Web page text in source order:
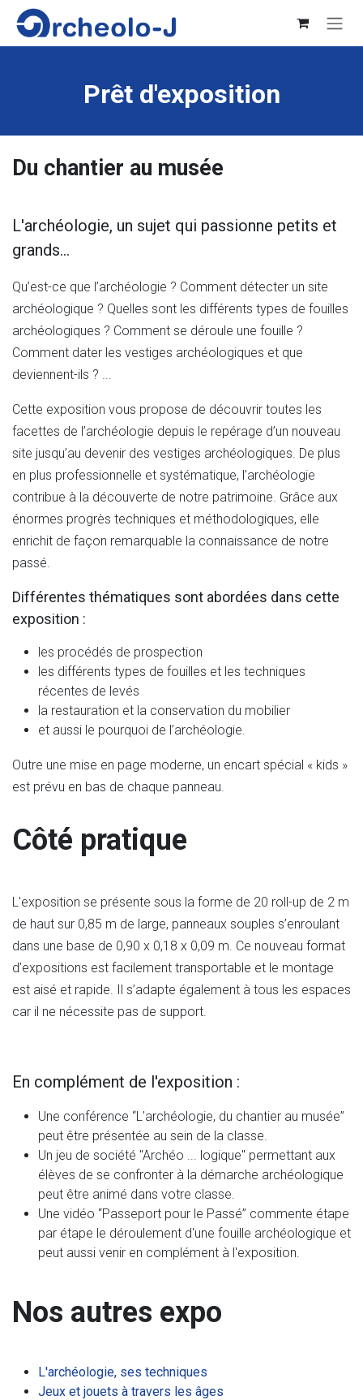
Se rendre au contenu
Prêt d'exposition
Du chantier au musée
L'archéologie, un sujet qui passionne petits et
grands...
Qu’est-ce que l’archéologie ? Comment détecter un site
archéologique ? Quelles sont les différents types de fouilles
archéologiques ? Comment se déroule une fouille ?
Comment dater les vestiges archéologiques et que
deviennent-ils ? ...
Cette exposition vous propose de découvrir toutes les
facettes de l’archéologie depuis le repérage d’un nouveau
site jusqu’au devenir des vestiges archéologiques. De plus
en plus professionnelle et systématique, l’archéologie
contribue à la découverte de notre patrimoine. Grâce aux
énormes progrès techniques et méthodologiques, elle
enrichit de façon remarquable la connaissance de notre
passé.
Différentes thématiques sont abordées dans cette
exposition :
les procédés de prospection
les différents types de fouilles et les techniques
récentes de levés
la restauration et la conservation du mobilier
et aussi le pourquoi de l’archéologie.
Outre une mise en page moderne, un encart spécial « kids »
est prévu en bas de chaque panneau.
Côté pratique
L'exposition se présente sous la forme de 20 roll-up de 2 m
de haut sur 0,85 m de large, panneaux souples s’enroulant
dans une base de 0,90 x 0,18 x 0,09 m. Ce nouveau format
d’expositions est facilement transportable et le montage
est aisé et rapide. Il s’adapte également à tous les espaces
car il ne nécessite pas de support.
En complément de l'exposition :
Une conférence “L'archéologie, du chantier au musée”
peut être présentée au sein de la classe.
Un jeu de société "Archéo ... logique" permettant aux
élèves de se confronter à la démarche archéologique
peut être animé dans votre classe.
Une vidéo “Passeport pour le Passé” commente étape
par étape le déroulement d'une fouille archéologique et
peut aussi venir en complément à l'exposition.
Nos autres expo
L'archéologie, ses techniques
Jeux et jouets à travers les âges